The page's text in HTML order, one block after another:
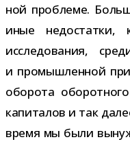
ной про­блеме.
иные недо­статки,
иссле­до­ва­ния,
и про­мыш­лен­ной
обо­рота
капи­та­лов и так
время мы были